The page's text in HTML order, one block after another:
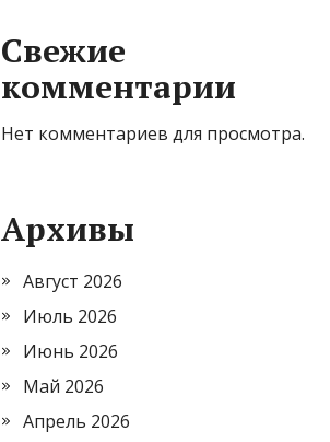
Свежие
комментарии
Нет комментариев для просмотра.
Архивы
Август 2026
Июль 2026
Июнь 2026
Май 2026
Апрель 2026